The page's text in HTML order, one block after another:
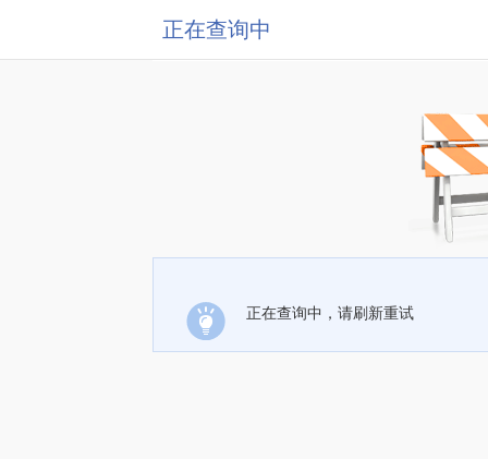
正在查询中
正在查询中，请刷新重试